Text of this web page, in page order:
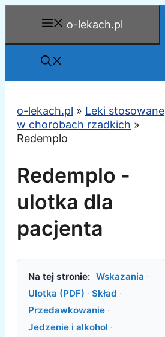
o-lekach.pl
o-lekach.pl » Leki stosowane
w chorobach rzadkich »
Redemplo
Redemplo -
ulotka dla
pacjenta
Na tej stronie: Wskazania ·
Ulotka (PDF) · Skład ·
Przedawkowanie ·
Jedzenie i alkohol ·